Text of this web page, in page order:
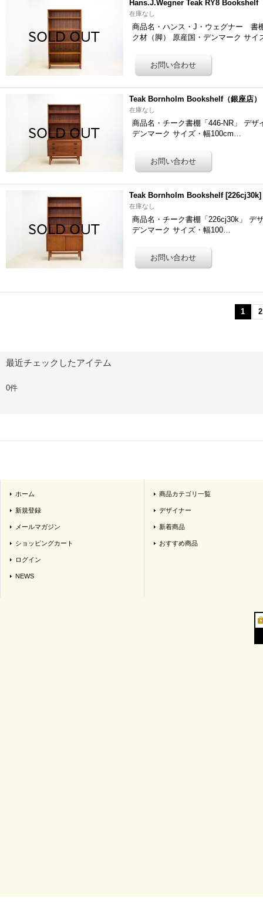
Hans.J.Wegner Teak RY8 Bookshelf
在庫なし
商品名・ハンス・J・ウェグナー 書
ク材（脚） 原産国・デンマーク サ
Teak Bornholm Bookshelf（銀座店）
在庫なし
商品名・チーク書棚「446-NR」 デ
デンマーク サイズ・幅100cm…
Teak Bornholm Bookshelf [226cj30k]
在庫なし
商品名・チーク書棚「226cj30k」 デ
デンマーク サイズ・幅100…
1 2
最近チェックしたアイテム
0件
ホーム
新規登録
メールマガジン
ショッピングカート
ログイン
NEWS
商品カテゴリ一覧
デザイナー
新着商品
おすすめ商品